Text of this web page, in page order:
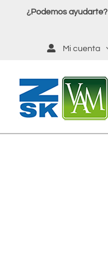
¿Podemos ayudarte?
Mi cuenta